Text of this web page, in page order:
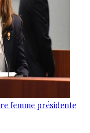
femme présidente